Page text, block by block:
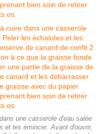
une casserole d'eau salée
et les émincer. Avant d'ouvrir,